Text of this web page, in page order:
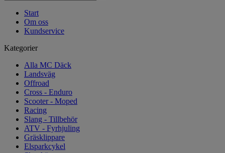
Start
Om oss
Kundservice
Kategorier
Alla MC Däck
Landsväg
Offroad
Cross - Enduro
Scooter - Moped
Racing
Slang - Tillbehör
ATV - Fyrhjuling
Gräsklippare
Elsparkcykel